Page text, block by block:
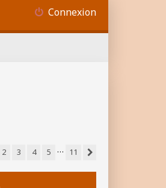
Connexion
2 3 4 5 …
11